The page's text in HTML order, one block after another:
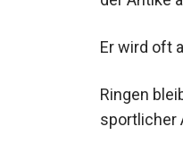
Er wird oft
Ringen
sportlicher